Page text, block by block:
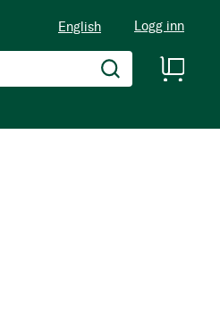
English Logg inn